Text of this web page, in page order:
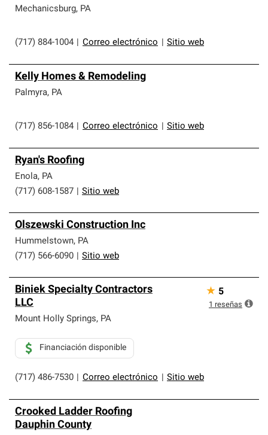
Mechanicsburg, PA
(717) 884-1004 Correo electrónico Sitio web
Kelly Homes & Remodeling
Palmyra, PA
(717) 856-1084 Correo electrónico Sitio web
Ryan's Roofing
Enola, PA
(717) 608-1587
Sitio web
Olszewski Construction Inc
Hummelstown, PA
(717) 566-6090
Sitio web
Biniek Specialty Contractors
LLC
Mount Holly Springs, PA
(717) 486-7530 Correo electrónico Sitio web
Financiación disponible
★ 5
1 reseñas
Crooked Ladder Roofing
Dauphin County